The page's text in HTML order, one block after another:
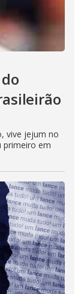
vive jejum no
primeiro em